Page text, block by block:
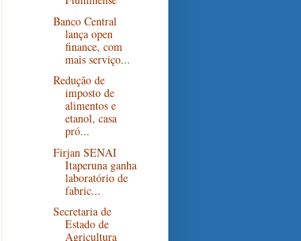
Banco Central
lança open
finance, com
mais serviço...
Redução de
imposto de
alimentos e
etanol, casa
pró...
Firjan SENAI
Itaperuna ganha
laboratório de
fabric...
Secretaria de
Estado de
Agricultura